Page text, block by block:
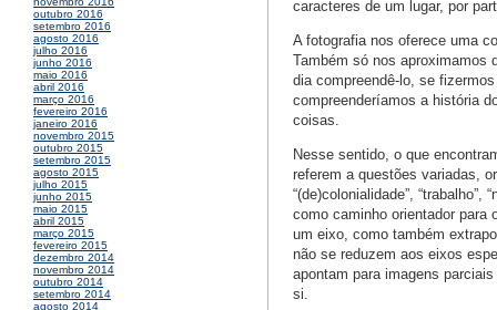
outubro 2016
setembro 2016
agosto 2016
julho 2016
junho 2016
maio 2016
abril 2016
março 2016
fevereiro 2016
janeiro 2016
novembro 2015
outubro 2015
setembro 2015
agosto 2015
julho 2015
junho 2015
maio 2015
abril 2015
março 2015
fevereiro 2015
dezembro 2014
novembro 2014
outubro 2014
setembro 2014
agosto 2014
caracteres de um lugar, por
A fotografia nos oferece uma
Também só nos aproximamos
dia compreendê-lo, se
compreenderíamos a história
coisas.
Nesse sentido, o que
referem a questões variadas,
“(de)colonialidade”, “trabalho”,
como caminho orientador para
um eixo, como também
não se reduzem aos eixos
apontam para imagens
si.